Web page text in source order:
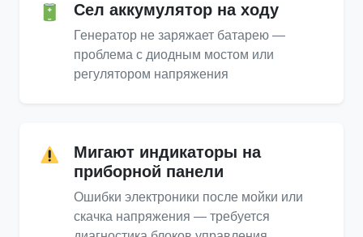
Сел аккумулятор на ходу
Генератор не заряжает батарею —
проблема с диодным мостом или
регулятором напряжения
Мигают индикаторы на
приборной панели
Ошибки электроники после мойки или
скачка напряжения — требуется